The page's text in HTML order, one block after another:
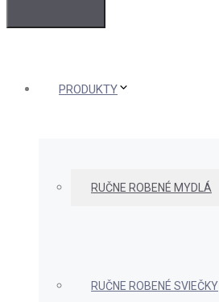
PRODUKTY
RUČNE ROBENÉ MYDLÁ
RUČNE ROBENÉ SVIEČKY